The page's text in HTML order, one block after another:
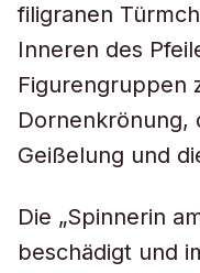
filigranen
Inneren des
Figurengruppen
Dornenkrönung,
Geißelung und
Die „Spinnerin
beschädigt und